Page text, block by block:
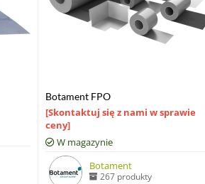
Botament FPO
[Skontaktuj się z nami w sprawie
ceny]
W magazynie
Botament
267 produkty